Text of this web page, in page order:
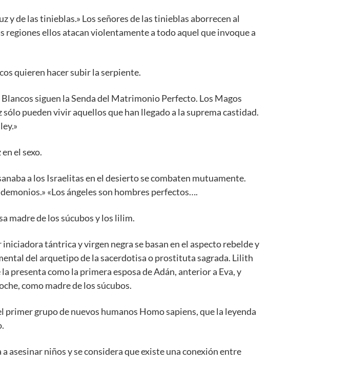
y de las tinieblas.» Los señores de las tinieblas aborrecen al
ellos atacan violentamente a todo aquel que invoque a
quieren hacer subir la serpiente.
siguen la Senda del Matrimonio Perfecto. Los Magos
pueden vivir aquellos que han llegado a la suprema castidad.
el sexo.
a los Israelitas en el desierto se combaten mutuamente.
«Los ángeles son hombres perfectos….
madre de los súcubos y los lilim.
tántrica y virgen negra se basan en el aspecto rebelde y
del arquetipo de la sacerdotisa o prostituta sagrada. Lilith
presenta como la primera esposa de Adán, anterior a Eva, y
como madre de los súcubos.
grupo de nuevos humanos Homo sapiens, que la leyenda
niños y se considera que existe una conexión entre